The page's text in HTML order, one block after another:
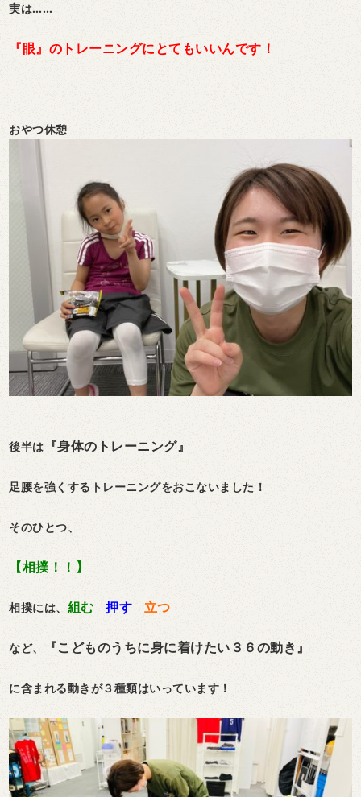
実は……
『眼』のトレーニングにとてもいいんです！
おやつ休憩
後半は 『身体のトレーニング』
足腰を強くするトレーニングをおこないました！
そのひとつ、
【相撲！！】
相撲には、 組む 押す 立つ
など、 『こどものうちに身に着けたい３６の動き』
に含まれる動きが３種類はいっています！